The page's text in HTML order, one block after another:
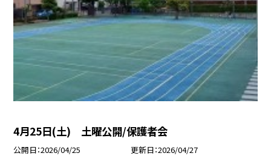
4月25日(土) 土曜公開/保護者会
公開日 2026/04/25 更新日 2026/04/27